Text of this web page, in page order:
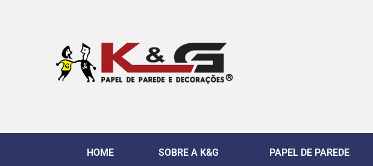
HOME SOBRE A K&G PAPEL DE PAREDE